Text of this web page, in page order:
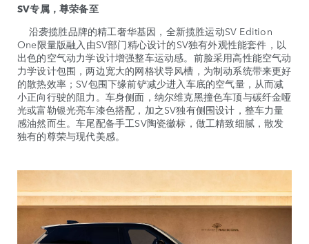
SV专属，尊荣备至
沿袭揽胜品牌的精工奢华基因，全新揽胜运动SV Edition
One限量版融入由SV部门精心设计的SV独有外观性能套件，以
出色的空气动力学设计增强整车运动感。前脸采用高性能空气动
力学设计包围，两边宽大的网格状导风槽，为制动系统带来更好
的散热效率；SV包围下缘前铲减少进入车底的空气量，从而减
小正向行驶的阻力。车身侧面，纳尔维克黑撞色车顶与碳纤金哑
光或富勒银光亮车漆色搭配，加之SV独有侧围设计，整车力量
感油然而生。车尾配备手工SV陶瓷徽标，做工精致细腻，散发
独有的尊荣与现代美感。